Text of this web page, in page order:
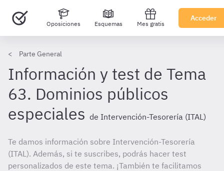
Oposiciones Esquemas Mes gratis
Acceder
Parte General
Información y test de Tema
63. Dominios públicos
especiales de Intervención-Tesorería (ITAL)
Te damos información sobre Intervención-Tesorería
(ITAL). Además, si te suscribes, podrás hacer test
personalizados de este tema. ¡También te facilitamos